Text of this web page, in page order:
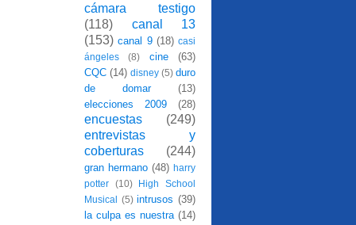
cámara testigo
(118)
canal 13
(153) canal 9 (18) casi
ángeles
(8) cine
(63)
CQC (14) disney (5) duro
de domar
(13)
elecciones 2009
(28)
encuestas
(249)
entrevistas y
coberturas
(244)
gran hermano (48) harry
potter
(10)
High School
Musical (5) intrusos (39)
la culpa es nuestra (14)